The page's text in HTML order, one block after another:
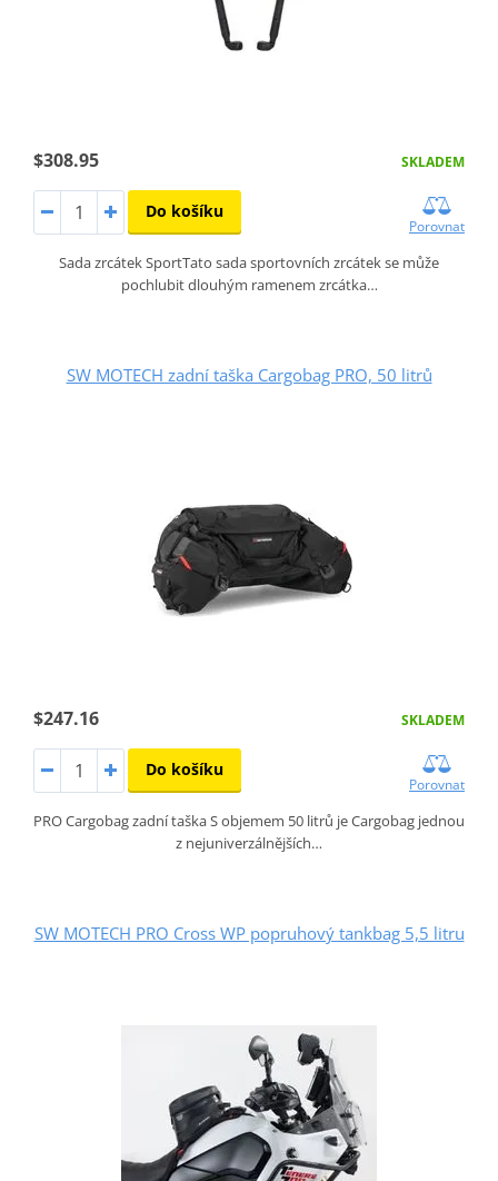
$308.95 SKLADEM
Do košíku
Porovnat
Sada zrcátek SportTato sada sportovních zrcátek se může
pochlubit dlouhým ramenem zrcátka…
SW MOTECH zadní taška Cargobag PRO, 50 litrů
$247.16 SKLADEM
Do košíku
Porovnat
PRO Cargobag zadní taška S objemem 50 litrů je Cargobag jednou
z nejuniverzálnějších…
SW MOTECH PRO Cross WP popruhový tankbag 5,5 litru